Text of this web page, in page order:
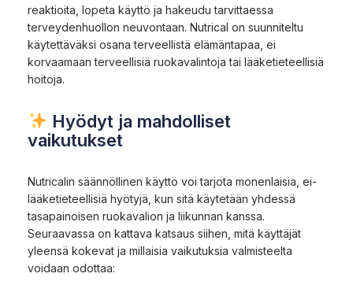
reaktioita, lopeta käyttö ja hakeudu tarvittaessa
terveydenhuollon neuvontaan. Nutrical on suunniteltu
käytettäväksi osana terveellistä elämäntapaa, ei
korvaamaan terveellisiä ruokavalintoja tai lääketieteellisiä
hoitoja.
Hyödyt ja mahdolliset
vaikutukset
Nutricalin säännöllinen käyttö voi tarjota monenlaisia, ei-
lääketieteellisiä hyötyjä, kun sitä käytetään yhdessä
tasapainoisen ruokavalion ja liikunnan kanssa.
Seuraavassa on kattava katsaus siihen, mitä käyttäjät
yleensä kokevat ja millaisia vaikutuksia valmisteelta
voidaan odottaa: